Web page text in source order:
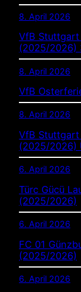
8. April 2026
VfB Stuttgart
(2025/2026)
8. April 2026
VfB
8. April 2026
VfB Stuttgart
(2025/2026)
6. April 2026
Türc Gücü
(2025/2026)
6. April 2026
FC 01
(2025/2026)
6. April 2026